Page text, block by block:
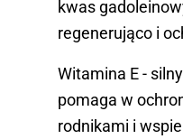
kwas
regenerująco i
Witamina E -
pomaga w
rodnikami i